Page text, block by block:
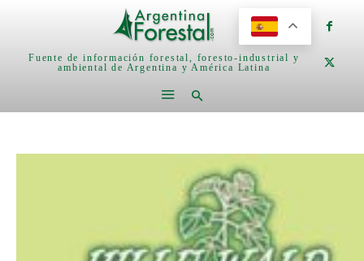
Fuente de información forestal, foresto-industrial y
ambiental de Argentina y América Latina